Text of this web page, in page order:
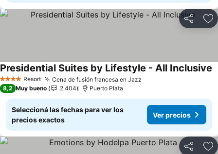
Compartir
4 EstrellasResort Cena de fusión francesa en Jazz
Presidential Suites by Lifestyle - All Inclusive
8,2 Muy bueno 2.404 Puerto Plata
Seleccioná las fechas para ver los
precios exactos
Ver precios
Compartir